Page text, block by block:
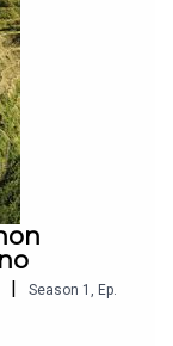
Season 1 , Ep.